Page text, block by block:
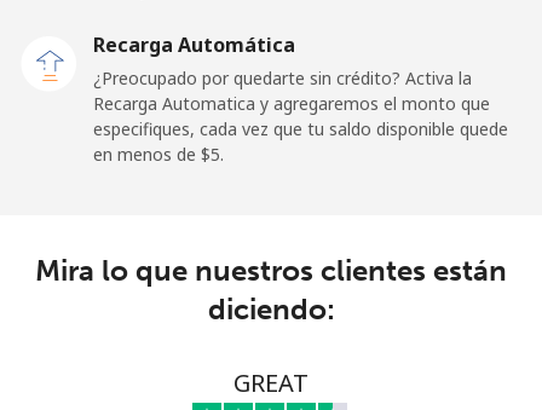
country
⁦313.5¢⁩
Saudi Arabia
15 min por ⁦$10⁩
Recarga Automática
¿Preocupado por quedarte sin crédito? Activa la
Recarga Automatica y agregaremos el monto que
especifiques, cada vez que tu saldo disponible quede
en menos de ⁦$5⁩.
Mira lo que nuestros clientes están
diciendo:
GREAT